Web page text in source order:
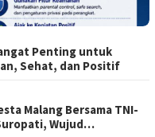
Penting untuk
Sehat, dan Positif
Malang Bersama TNI-
Wujud